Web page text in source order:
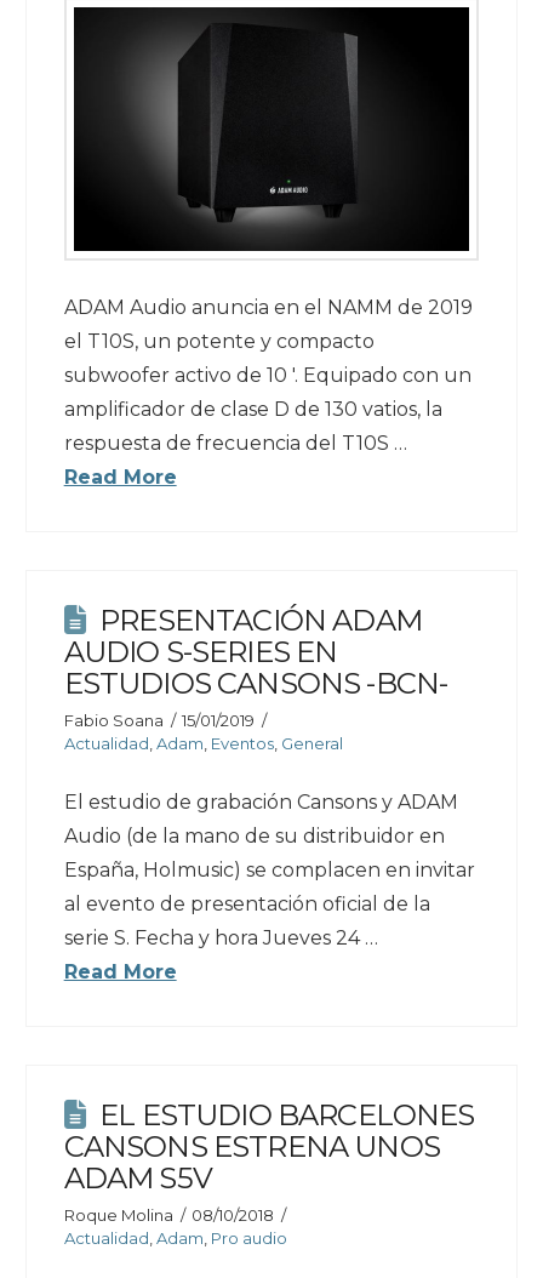
ADAM Audio anuncia en el NAMM de 2019
el T10S, un potente y compacto
subwoofer activo de 10 ′. Equipado con un
amplificador de clase D de 130 vatios, la
respuesta de frecuencia del T10S …
Read More
PRESENTACIÓN ADAM
AUDIO S-SERIES EN
ESTUDIOS CANSONS -BCN-
Fabio Soana
15/01/2019
Actualidad Adam Eventos, General
El estudio de grabación Cansons y ADAM
Audio (de la mano de su distribuidor en
España, Holmusic) se complacen en invitar
al evento de presentación oficial de la
serie S. Fecha y hora Jueves 24 …
Read More
EL ESTUDIO BARCELONES
CANSONS ESTRENA UNOS
ADAM S5V
Roque Molina
08/10/2018
Actualidad Adam Pro audio